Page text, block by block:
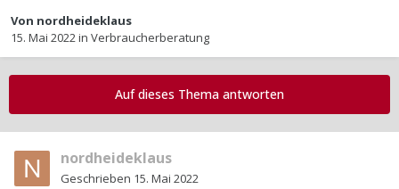
Von nordheideklaus
15. Mai 2022in Verbraucherberatung
Auf dieses Thema antworten
nordheideklaus
Geschrieben 15. Mai 2022